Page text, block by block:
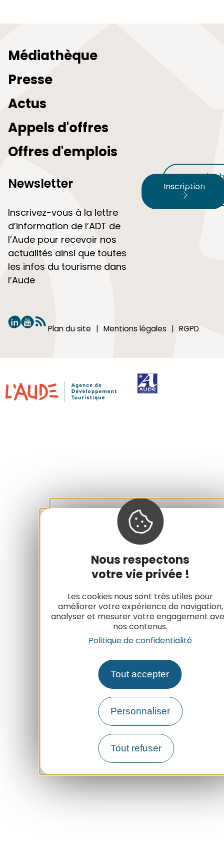
Nous respectons
votre vie privée !
Les cookies nous sont très utiles pour
améliorer votre expérience de navigation,
analyser et mesurer votre engagement
nos contenus.
Politique de confidentialité
Tout accepter
Personnaliser
Tout refuser
Médiathèque
Presse
Actus
Appels d'offres
Offres d'emplois
Newsletter
Inscrivez-vous à la lettre
d’information de l’ADT de
l’Aude pour recevoir nos
actualités ainsi que toutes
les infos du tourisme dans
l’Aude
Inscription
Nos plus
Plan du site Mentions légales RGPD